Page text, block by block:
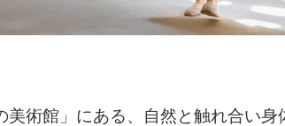
術館」にある、自然と触れ合い身